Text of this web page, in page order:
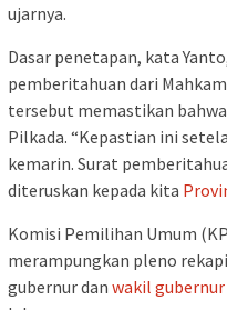
ujarnya.
Dasar penetapan, kata
pemberitahuan dari
tersebut memastikan
Pilkada. “Kepastian ini
kemarin. Surat
diteruskan kepada kita
Komisi Pemilihan Umum
merampungkan pleno
gubernur dan wakil